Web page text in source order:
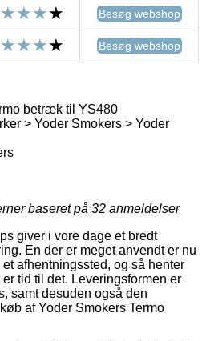
Besøg webshop
Besøg webshop
betræk til YS480
> Yoder Smokers > Yoder
baseret på 32 anmeldelser
giver i vore dage et bredt
En der er meget anvendt er nu
afhentningssted, og så henter
tid til det. Leveringsformen er
samt desuden også den
af Yoder Smokers Termo